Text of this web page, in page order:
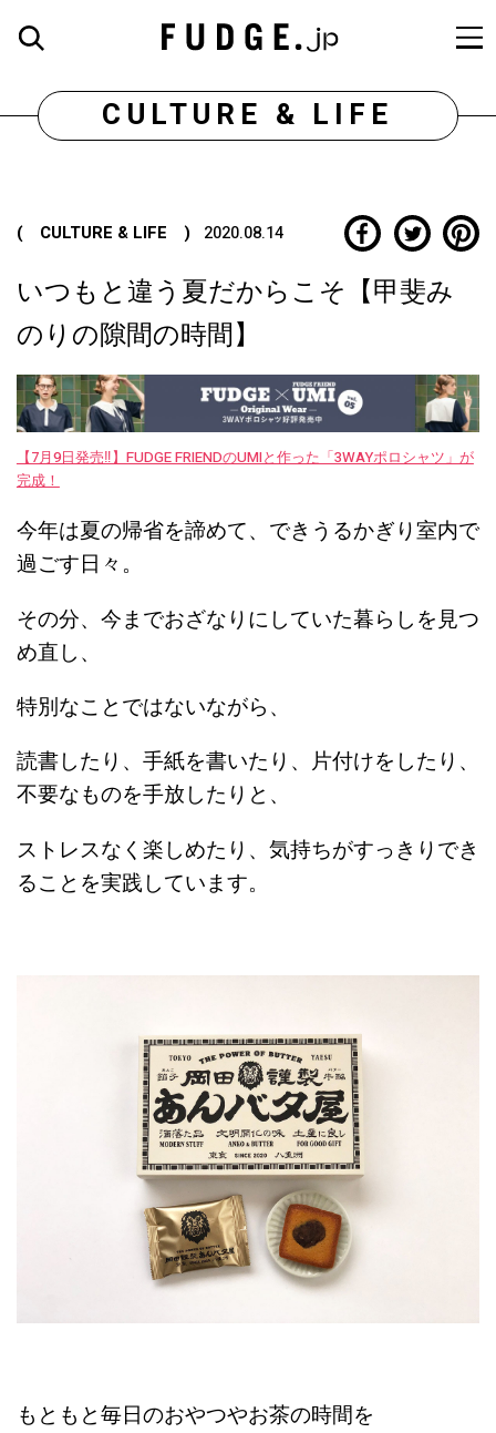
CULTURE & LIFE
( CULTURE & LIFE ) 2020.08.14
いつもと違う夏だからこそ【甲斐み
のりの隙間の時間】
【7月9日発売‼︎】FUDGE FRIENDのUMIと作った「3WAYポロシャツ」が
完成！
今年は夏の帰省を諦めて、できうるかぎり室内で
過ごす日々。
その分、今までおざなりにしていた暮らしを見つ
め直し、
特別なことではないながら、
読書したり、手紙を書いたり、片付けをしたり、
不要なものを手放したりと、
ストレスなく楽しめたり、気持ちがすっきりでき
ることを実践しています。
もともと毎日のおやつやお茶の時間を